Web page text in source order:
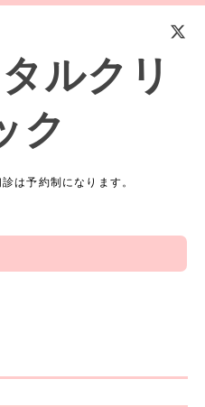
ルクリ
ク
は予約制になります。